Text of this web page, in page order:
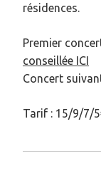
résidences.
Premier
conseillée ICI
Concert
Tarif : 15/9/7/